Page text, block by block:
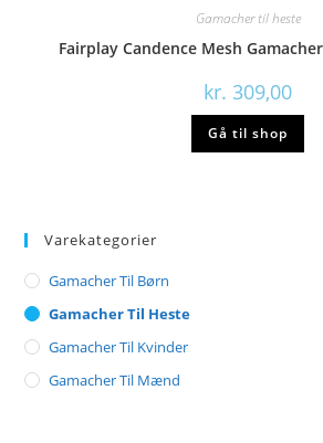
Gamacher til heste
Fairplay Candence Mesh
kr. 309,00
Gå til shop
Varekategorier
Gamacher Til Børn
Gamacher Til Heste
Gamacher Til Kvinder
Gamacher Til Mænd